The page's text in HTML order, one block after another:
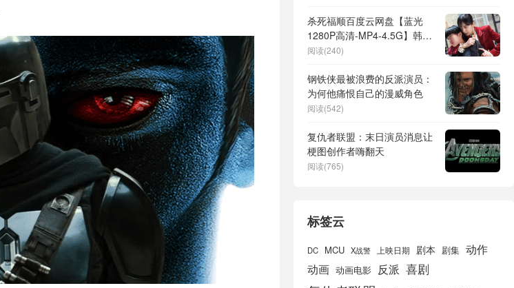
杀死福顺百度云网盘【蓝光
1280P高清-MP4-4.5G】韩语
中字资源
阅读(240)
钢铁侠最被浪费的反派演员：
为何他痛恨自己的漫威角色
阅读(542)
复仇者联盟：末日演员消息让
梗图创作者嗨翻天
阅读(765)
标签云
DC MCU X战警 上映日期 剧本 剧集 动作
动画 动画电影 反派 喜剧